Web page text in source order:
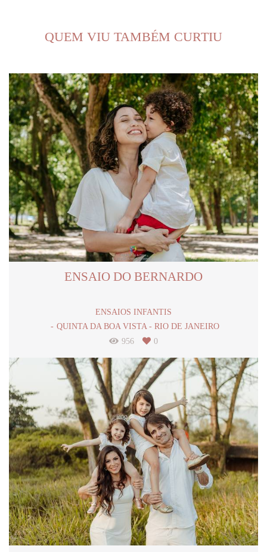
QUEM VIU TAMBÉM CURTIU
ENSAIO DO BERNARDO
ENSAIOS INFANTIS
QUINTA DA BOA VISTA - RIO DE JANEIRO
956
0